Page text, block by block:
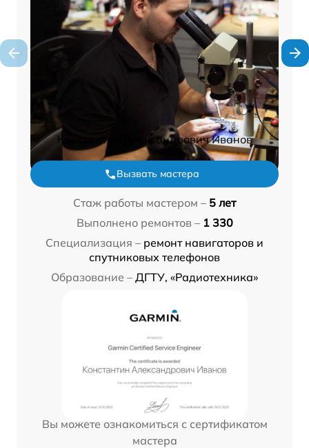
Константин Александрович Иванов
Вызвать мастера
Стаж работы мастером – 5 лет
Выполнено ремонтов – 1 330
Специализация – ремонт навигаторов и
спутниковых телефонов
Образование – ДГТУ, «Радиотехника»
Вы можете ознакомиться с сертификатом
мастера